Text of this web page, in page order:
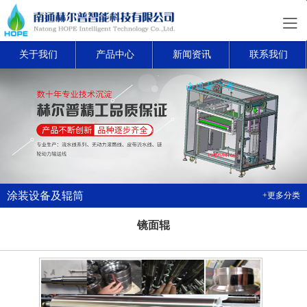
关于我们 产品中心 新闻资讯 联系我们
涂装设备及辊筒 +更多分类
镜面辊